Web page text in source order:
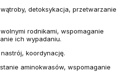
detoksykacja, przetwarzanie
rodnikami, wspomaganie
ich wypadaniu.
koordynację.
aminokwasów, wspomaganie